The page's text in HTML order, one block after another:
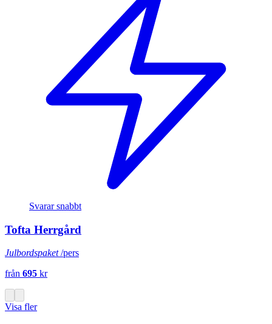
Svarar snabbt
Tofta Herrgård
Julbordspaket/pers
från 695 kr
Visa fler